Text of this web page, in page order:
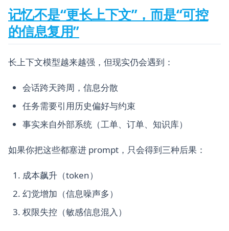
记忆不是“更长上下文”，而是“可控
的信息复用”
长上下文模型越来越强，但现实仍会遇到：
会话跨天跨周，信息分散
任务需要引用历史偏好与约束
事实来自外部系统（工单、订单、知识库）
如果你把这些都塞进 prompt，只会得到三种后果：
成本飙升（token）
幻觉增加（信息噪声多）
权限失控（敏感信息混入）